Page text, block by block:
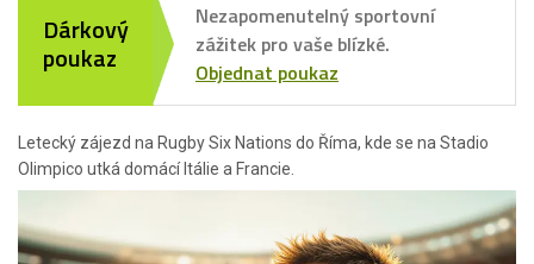
Letecký zájezd na Rugby Six Nations do Říma, kde se na Stadio
Olimpico utká domácí Itálie a Francie.
Dárkový
poukaz
Nezapomenutelný sportovní
zážitek pro vaše blízké.
Objednat poukaz